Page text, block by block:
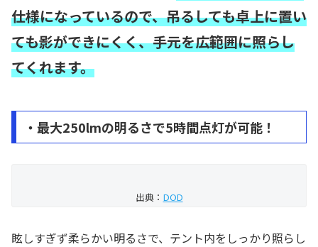
仕様になっているので、吊るしても卓上に置い
ても影ができにくく、手元を広範囲に照らし
てくれます。
・最大250lmの明るさで5時間点灯が可能！
出典： DOD
眩しすぎず柔らかい明るさで、テント内をしっかり照らし